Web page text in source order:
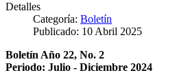
Detalles
Categoría: Boletín
Publicado: 10 Abril 2025
Boletín Año 22, No. 2
Periodo: Julio - Diciembre 2024